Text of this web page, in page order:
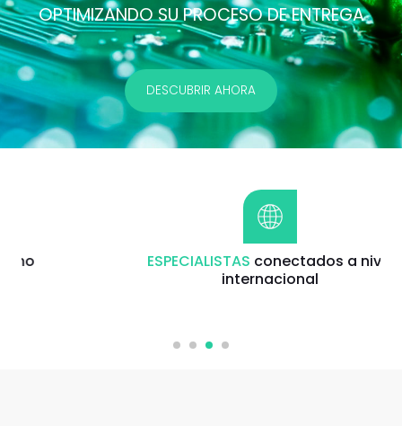
OPTIMIZANDO SU PROCESO DE ENTREGA
DESCUBRIR AHORA
ESPECIALISTASconectados a nivel
internacional